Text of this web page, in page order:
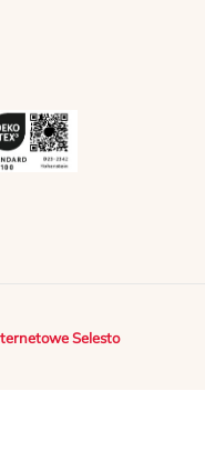
Selesto